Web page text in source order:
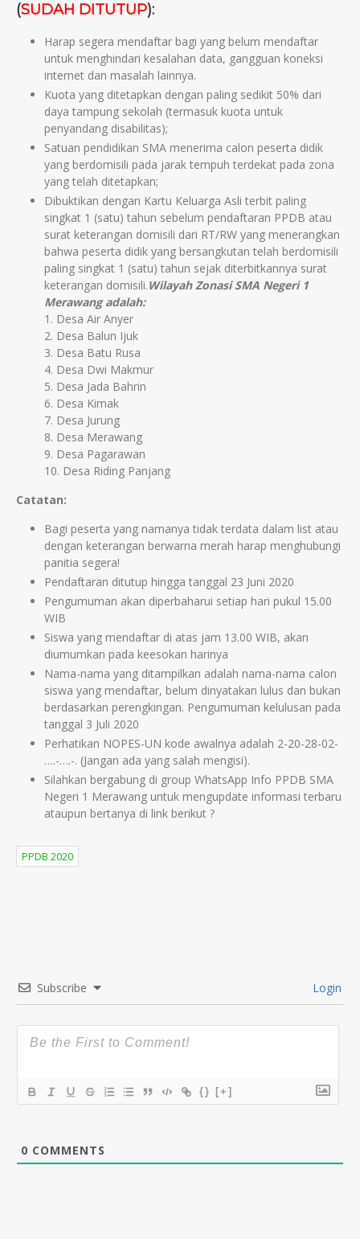
(SUDAH DITUTUP):
Harap segera mendaftar bagi yang belum mendaftar
untuk menghindari kesalahan data, gangguan koneksi
internet dan masalah lainnya.
Kuota yang ditetapkan dengan paling sedikit 50% dari
daya tampung sekolah (termasuk kuota untuk
penyandang disabilitas);
Satuan pendidikan SMA menerima calon peserta didik
yang berdomisili pada jarak tempuh terdekat pada zona
yang telah ditetapkan;
Dibuktikan dengan Kartu Keluarga Asli terbit paling
singkat 1 (satu) tahun sebelum pendaftaran PPDB atau
surat keterangan domisili dari RT/RW yang menerangkan
bahwa peserta didik yang bersangkutan telah berdomisili
paling singkat 1 (satu) tahun sejak diterbitkannya surat
keterangan domisili.Wilayah Zonasi SMA Negeri 1
Merawang adalah:
1. Desa Air Anyer
2. Desa Balun Ijuk
3. Desa Batu Rusa
4. Desa Dwi Makmur
5. Desa Jada Bahrin
6. Desa Kimak
7. Desa Jurung
8. Desa Merawang
9. Desa Pagarawan
10. Desa Riding Panjang
Catatan:
Bagi peserta yang namanya tidak terdata dalam list atau
dengan keterangan berwarna merah harap menghubungi
panitia segera!
Pendaftaran ditutup hingga tanggal 23 Juni 2020
Pengumuman akan diperbaharui setiap hari pukul 15.00
WIB
Siswa yang mendaftar di atas jam 13.00 WIB, akan
diumumkan pada keesokan harinya
Nama-nama yang ditampilkan adalah nama-nama calon
siswa yang mendaftar, belum dinyatakan lulus dan bukan
berdasarkan perengkingan. Pengumuman kelulusan pada
tanggal 3 Juli 2020
Perhatikan NOPES-UN kode awalnya adalah 2-20-28-02-
….-….-. (Jangan ada yang salah mengisi).
Silahkan bergabung di group WhatsApp Info PPDB SMA
Negeri 1 Merawang untuk mengupdate informasi terbaru
ataupun bertanya di link berikut ?
PPDB 2020
Subscribe Login
{} [+]
0 COMMENTS